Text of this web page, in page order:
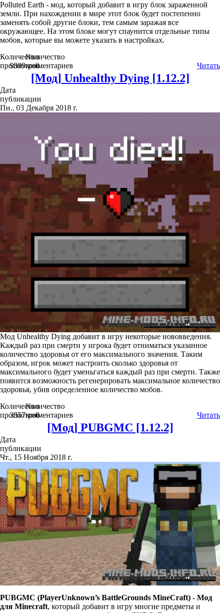
Polluted Earth - мод, который добавит в игру блок зараженной
земли. При нахождении в мире этот блок будет постепенно
заменять собой другие блоки, тем самым заражая все
окружающее. На этом блоке могут спаунится отдельные типы
мобов, которые вы можете указать в настройках.
Количество
просмотров
9899
Количество
комментариев
0 Читать
[Мод] Unhealthy Dying [1.12.2]
Дата
публикации
Пн., 03 Декабря 2018 г.
Мод Unhealthy Dying добавит в игру некоторые нововведения.
Каждый раз при смерти у игрока будет отниматься указанное
количество здоровья от его максимального значения. Таким
образом, игрок может настроить сколько здоровья от
максимального будет уменьгаться каждый раз при смерти. Также
появится возможность регенерировать максимальное количество
здоровья, убив определенное количество мобов.
Количество
просмотров
3857
Количество
комментариев
0 Читать
[Мод] PUBGMC [1.12.2]
Дата
публикации
Чт., 15 Ноября 2018 г.
PUBGMC (PlayerUnknown’s BattleGrounds MineCraft) - Мод
для Minecraft, который добавит в игру многие предметы и